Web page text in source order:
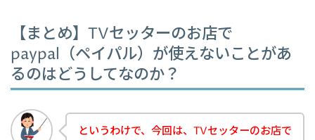
【まとめ】TVセッターのお店で
paypal（ペイパル）が使えないことがあ
るのはどうしてなのか？
というわけで、今回は、TVセッターのお店で